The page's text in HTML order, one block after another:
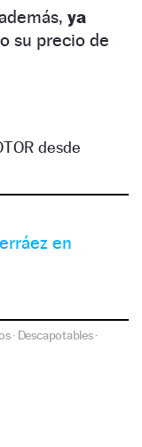
ya
su precio de
desde
en
· Descapotables·